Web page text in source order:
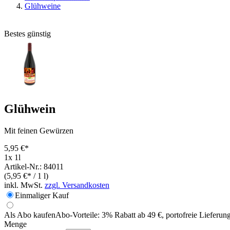
Glühweine
Bestes günstig
Glühwein
Mit feinen Gewürzen
5,95 €*
1x 1l
Artikel-Nr.: 84011
(5,95 €* / 1 l)
inkl. MwSt. zzgl. Versandkosten
Einmaliger Kauf
Als Abo kaufenAbo-Vorteile: 3% Rabatt ab 49 €, portofreie
Menge